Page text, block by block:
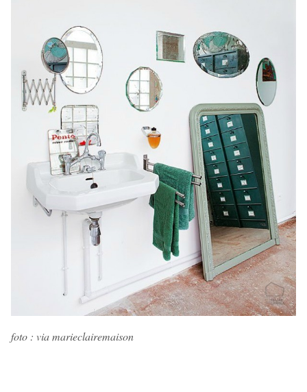
foto : via marieclairemaison